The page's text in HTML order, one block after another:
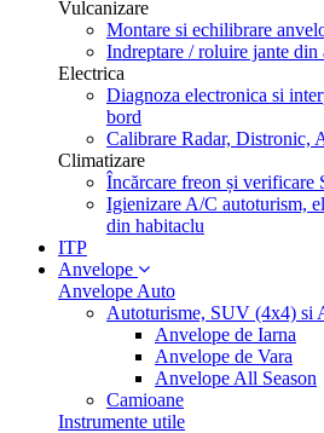
Vulcanizare
Montare si echilibrare
Indreptare / roluire jante din
Electrica
Diagnoza electronica si
bord
Calibrare Radar, Distronic,
Climatizare
Încărcare freon și verificare
Igienizare A/C autoturism,
din habitaclu
ITP
Anvelope
Anvelope Auto
Autoturisme, SUV (4x4) si
Anvelope de Iarna
Anvelope de Vara
Anvelope All Season
Camioane
Instrumente utile